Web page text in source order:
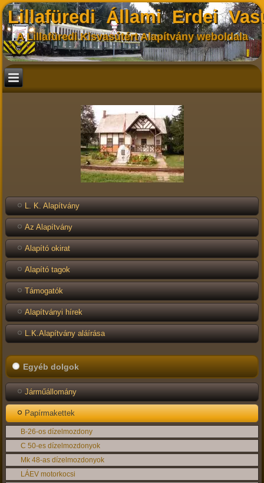
Lillafüredi Állami Erdei
A Lillafüredi Kisvasútért Alapítvány weboldala
L. K. Alapítvány
Az Alapítvány
Alapító okirat
Alapító tagok
Támogatók
Alapítványi hírek
L.K.Alapítvány aláírása
Egyéb dolgok
Járműállomány
Papírmakettek
B-26-os dízelmozdony
C 50-es dízelmozdonyok
Mk 48-as dízelmozdonyok
LÁEV motorkocsi